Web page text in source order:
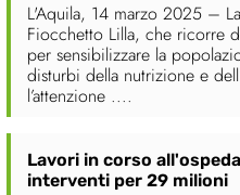
L'Aquila, 14 marzo 2025 –
Fiocchetto Lilla, che ricorre
per sensibilizzare la
disturbi della nutrizione e
l’attenzione ....
Lavori in corso
interventi per 29 milioni